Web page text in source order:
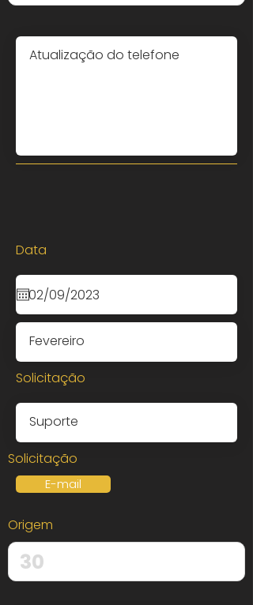
Data
Solicitação
Solicitação
E-mail
Origem